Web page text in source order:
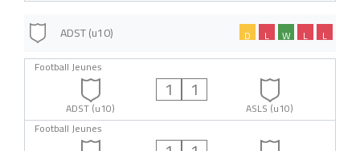
ADST (u10) L
L
W
L
D
Football Jeunes
ADST (u10)
1 1
ASLS (u10)
Football Jeunes